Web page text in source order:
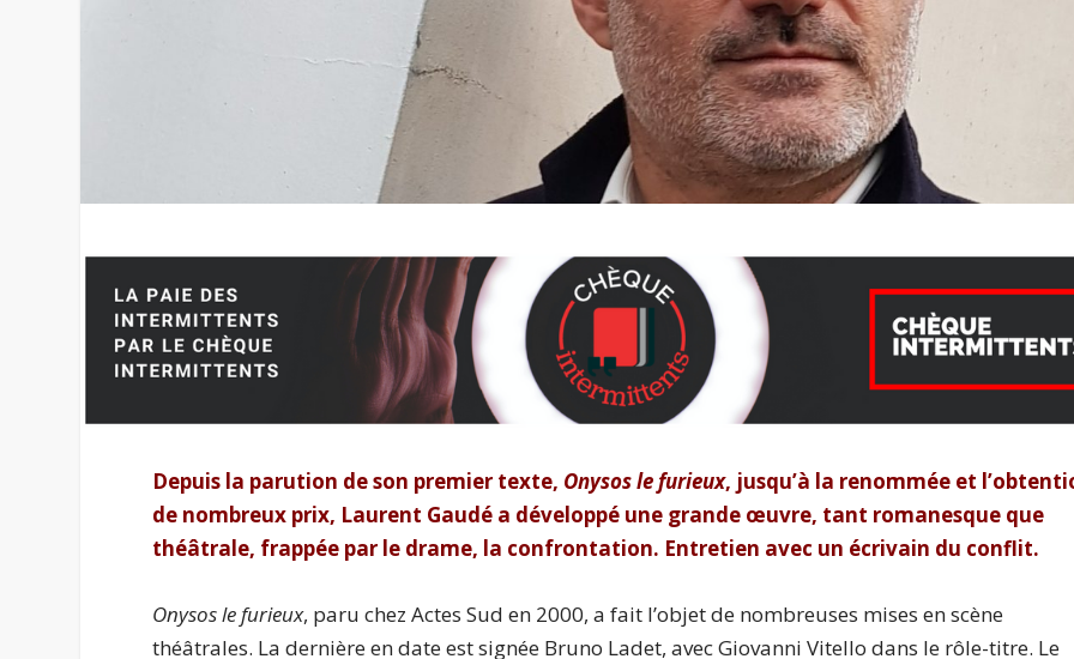
Depuis la parution de son premier texte, Onysos le furieux, jusqu’à la renommée et
de nombreux prix, Laurent Gaudé a développé une grande œuvre, tant romanesque que
théâtrale, frappée par le drame, la confrontation. Entretien avec un écrivain du conflit.
Onysos le furieux, paru chez Actes Sud en 2000, a fait l’objet de nombreuses mises en scène
théâtrales. La dernière en date est signée Bruno Ladet, avec Giovanni Vitello dans le rôle-titre. Le